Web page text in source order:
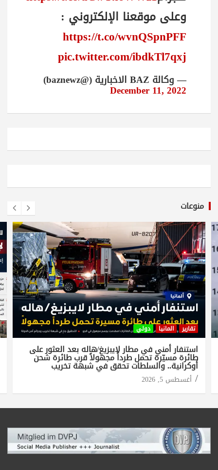
وعلى موقعنا الإلكتروني :
https://t.co/wvnQSpnPFF
pic.twitter.com/ibdkTl7qxj
— وكالة BAZ الاخبارية (@baznewz)
December 11, 2022
منوعات
تقارير المانيا دولي
استنفار أمني في مطار لايبزيغ/هاله بعد العثور على
طائرة مسيّرة تحمل طرداً مجهولاً قرب طائرة شحن
أوكرانية.. والسلطات تحقق في شبهة تخريب
أغسطس 5, 2026